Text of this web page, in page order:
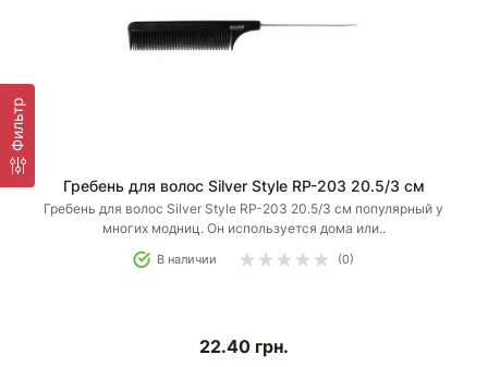
Гребень для волос Silver Style RP-203 20.5/3 см
Гребень для волос Silver Style RP-203 20.5/3 см популярный у
многих модниц. Он используется дома или..
В наличии (0)
22.40 грн.
Фильтр